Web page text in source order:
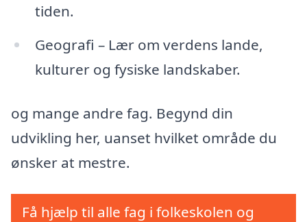
tiden.
Geografi – Lær om verdens lande,
kulturer og fysiske landskaber.
og mange andre fag. Begynd din
udvikling her, uanset hvilket område du
ønsker at mestre.
Få hjælp til alle fag i folkeskolen og